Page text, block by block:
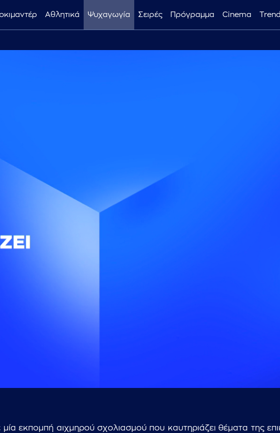
Αθλητικά Ψυχαγωγία Σειρές Πρόγραμμα Cinema
εκπομπή αιχμηρού σχολιασμού που καυτηριάζει θέματα της